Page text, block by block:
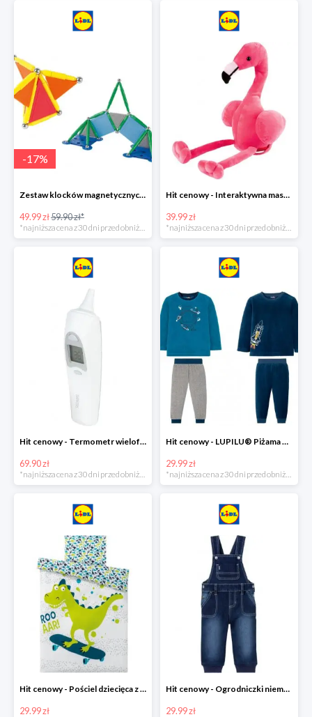
-17%
Zestaw klocków magnetycznych -16%
49.99 zł59.90 zł*
*najniższa cena z 30 dni przed obniżką
Hit cenowy - Interaktywna maskotka z efektami dźwiękowymi
39.99 zł
*najniższa cena z 30 dni przed obniżką
Hit cenowy - Termometr wielofunkcyjny
69.90 zł
*najniższa cena z 30 dni przed obniżką
Hit cenowy - LUPILU® Piżama welurowa chłopięca, 1 komplet
29.99 zł
*najniższa cena z 30 dni przed obniżką
Hit cenowy - Pościel dziecięca z biobawełny renforcé
29.99 zł
Hit cenowy - Ogrodniczki niemowlęce
29.99 zł